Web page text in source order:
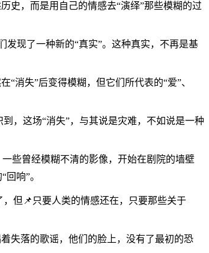
史，而是用自己的情感去“演绎”那些模糊的过
发现了一种新的“真实”。这种真实，不再是基
消失”后变得模糊，但它们所代表的“爱”、
，这场“消失”，与其说是灾难，不如说是一种
些曾经模糊不清的影像，开始在剧院的墙壁
响”。
但📌只要人类的情感还在，只要那些关于
失落的歌谣，他们的脸上，没有了最初的恐